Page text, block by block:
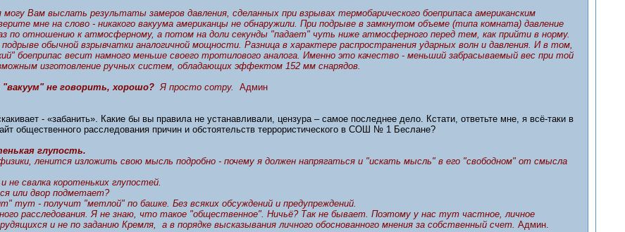
Вам выслать результаты замеров давления, сделанных при взрывах термобарического боеприпаса американским
мне на слово - никакого вакуума американцы не обнаружили. При подрыве в замкнутом объеме (типа комната) давление
по отношению к атмосферному, а потом на доли секунды "падает" чуть ниже атмосферного перед тем, как прийти в норму.
обычной взрывчатки аналогичной мощности. Разница в характере распространения ударных волн и давления. И в том,
боеприпас весит намного меньше своего тротилового аналога. Именно это качество - меньший забрасываемый вес при той
изготовление ручных систем, обладающих эффектом 152 мм снарядов.
не говорить, хорошо?Я просто сотру. Админ
- «забанить». Какие бы вы правила не устанавливали, цензура – самое последнее дело. Кстати, ответьте мне, я всё-таки в
общественного расследования причин и обстоятельств террористического в СОШ № 1 Беслане?
глупость.
ленится изложить свою мысль подробно - почему я должен напрягаться и "искать мысль" в его "свободном" от смысла
не свалка коротеньких глупостей.
или двор подметает?
тут - получит "метлой" по башке. Без всяких обсуждений и предупреждений.
расследования. Я не знаю, что такое "общественное". Ничьё? Так не бывает. Поэтому у нас тут частное, личное
и не по заданию Кремля, а в порядке высказывания личного обоснованного мнения за собственный счет. Админ.